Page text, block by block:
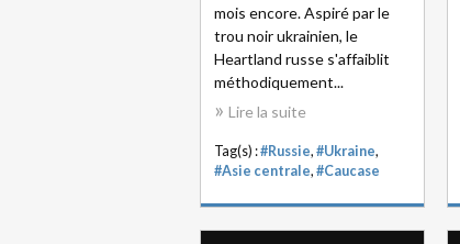
mois encore. Aspiré par le
trou noir ukrainien, le
Heartland russe s'affaiblit
méthodiquement...
Lire la suite
Tag(s) :#Russie, #Ukraine,
#Asie centrale, #Caucase